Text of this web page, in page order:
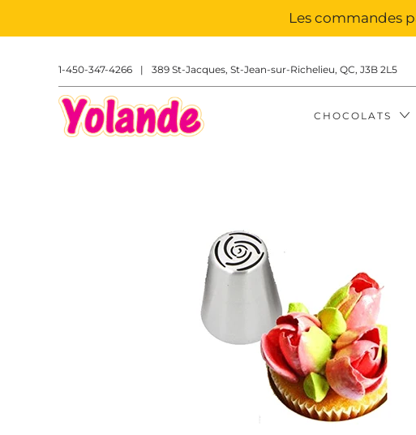
Les commandes
1-450-347-4266 | 389 St-Jacques, St-Jean-sur-Richelieu, QC, J3B 2L5
CHOCOLATS